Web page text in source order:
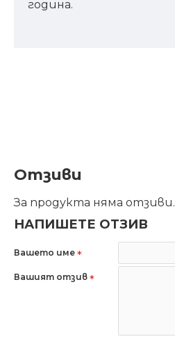
година.
Отзиви
За продукта няма отзиви.
НАПИШЕТЕ ОТЗИВ
Вашето име
Вашият отзив